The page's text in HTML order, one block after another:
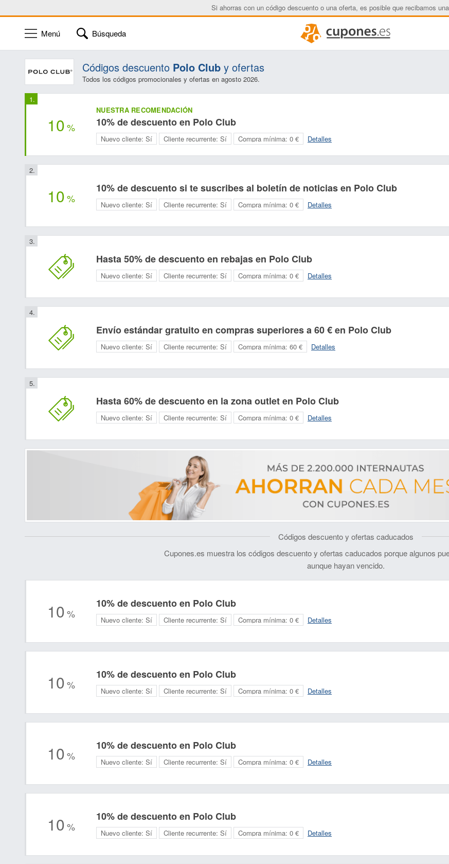
Si ahorras con un código descuento o una oferta, es posible que recibamos
Menú Búsqueda
Códigos descuento Polo Club y ofertas
Todos los códigos promocionales y ofertas en agosto 2026.
10%
NUESTRA RECOMENDACIÓN
10% de descuento en Polo Club
Nuevo cliente: Sí Cliente recurrente: Sí Compra mínima: 0 € Detalles
10%
10% de descuento si te suscribes al boletín de noticias en Polo Club
Nuevo cliente: Sí Cliente recurrente: Sí Compra mínima: 0 € Detalles
Hasta 50% de descuento en rebajas en Polo Club
Nuevo cliente: Sí Cliente recurrente: Sí Compra mínima: 0 € Detalles
Envío estándar gratuito en compras superiores a 60 € en Polo Club
Nuevo cliente: Sí Cliente recurrente: Sí Compra mínima: 60 € Detalles
Hasta 60% de descuento en la zona outlet en Polo Club
Nuevo cliente: Sí Cliente recurrente: Sí Compra mínima: 0 € Detalles
Códigos descuento y ofertas caducados
Cupones.es muestra los códigos descuento y ofertas caducados porque algunos
aunque hayan vencido.
10%
10% de descuento en Polo Club
Nuevo cliente: Sí Cliente recurrente: Sí Compra mínima: 0 € Detalles
10%
10% de descuento en Polo Club
Nuevo cliente: Sí Cliente recurrente: Sí Compra mínima: 0 € Detalles
10%
10% de descuento en Polo Club
Nuevo cliente: Sí Cliente recurrente: Sí Compra mínima: 0 € Detalles
10%
10% de descuento en Polo Club
Nuevo cliente: Sí Cliente recurrente: Sí Compra mínima: 0 € Detalles
Nombre: